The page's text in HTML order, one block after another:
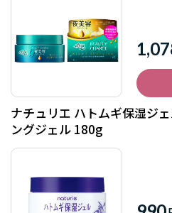
ナチュリエ ハトムギ保湿ジ
ングジェル 180g